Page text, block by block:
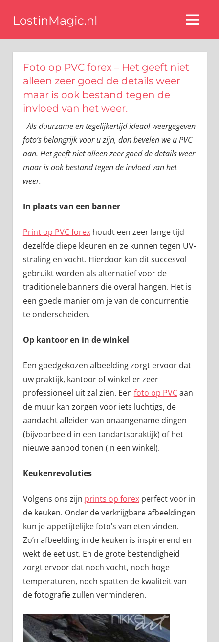
naar
inhoud
LostinMagic.nl
stijlvol
interieur
beste
interieurstyling
experts
MENU
Foto op PVC forex – Het geeft niet
alleen zeer goed de details weer
maar is ook bestand tegen de
invloed van het weer.
Als duurzame en tegelijkertijd ideaal weergegeven
foto’s belangrijk voor u zijn, dan bevelen we u PVC
aan. Het geeft niet alleen zeer goed de details weer
maar is ook bestand tegen de invloed van het
weer.
In plaats van een banner
Print op PVC forexhoudt een zeer lange tijd
dezelfde diepe kleuren en ze kunnen tegen UV-
straling en vocht. Hierdoor kan dit succesvol
gebruikt worden als alternatief voor de
traditionele banners die overal hangen. Het is
een goede manier om je van de concurrentie
te onderscheiden.
Op kantoor en in de winkel
Een goedgekozen afbeelding zorgt ervoor dat
uw praktijk, kantoor of winkel er zeer
professioneel uit zal zien. Een foto op PVCaan
de muur kan zorgen voor iets luchtigs, de
aandacht afleiden van onaangename dingen
(bijvoorbeeld in een tandartspraktijk) of het
nieuwe aanbod tonen (in een winkel).
Keukenrevoluties
Volgens ons zijn prints op forexperfect voor in
de keuken. Onder de verkrijgbare afbeeldingen
kun je appetijtelijke foto’s van eten vinden.
Zo’n afbeelding in de keuken is inspirerend en
wekt de eetlust. En de grote bestendigheid
zorgt ervoor dat noch vocht, noch hoge
temperaturen, noch spatten de kwaliteit van
de fotografie zullen verminderen.